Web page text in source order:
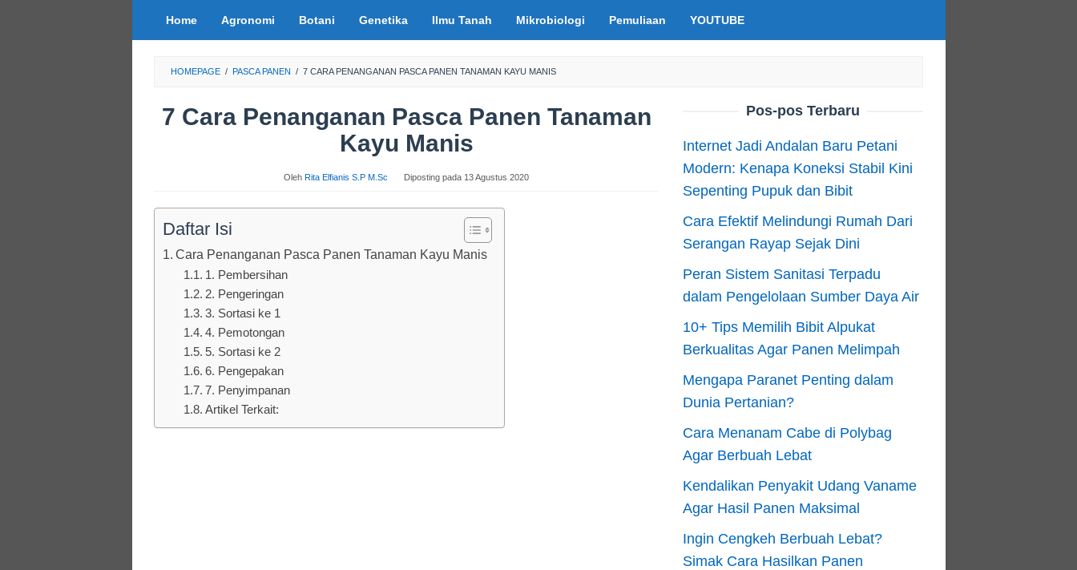
Home Agronomi Botani Genetika Ilmu Tanah Mikrobiologi Pemuliaan YOUTUBE
HOMEPAGE / PASCA PANEN / 7 CARA PENANGANAN PASCA PANEN TANAMAN KAYU MANIS
7 Cara Penanganan Pasca Panen Tanaman
Kayu Manis
Oleh Rita Elfianis S.P M.Sc Diposting pada 13 Agustus 2020
Daftar Isi
Cara Penanganan Pasca Panen Tanaman Kayu Manis
1. Pembersihan
2. Pengeringan
3. Sortasi ke 1
4. Pemotongan
5. Sortasi ke 2
6. Pengepakan
7. Penyimpanan
Artikel Terkait:
Pos-pos Terbaru
Internet Jadi Andalan Baru Petani
Modern: Kenapa Koneksi Stabil Kini
Sepenting Pupuk dan Bibit
Cara Efektif Melindungi Rumah Dari
Serangan Rayap Sejak Dini
Peran Sistem Sanitasi Terpadu
dalam Pengelolaan Sumber Daya Air
10+ Tips Memilih Bibit Alpukat
Berkualitas Agar Panen Melimpah
Mengapa Paranet Penting dalam
Dunia Pertanian?
Cara Menanam Cabe di Polybag
Agar Berbuah Lebat
Kendalikan Penyakit Udang Vaname
Agar Hasil Panen Maksimal
Ingin Cengkeh Berbuah Lebat?
Simak Cara Hasilkan Panen